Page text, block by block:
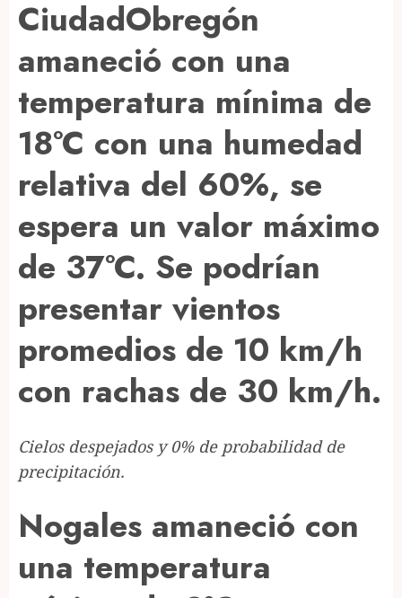
CiudadObregón
amaneció con una
temperatura mínima de
18°C con una humedad
relativa del 60%, se
espera un valor máximo
de 37°C. Se podrían
presentar vientos
promedios de 10 km/h
con rachas de 30 km/h.
Cielos despejados y 0% de probabilidad de
precipitación.
Nogales amaneció con
una temperatura